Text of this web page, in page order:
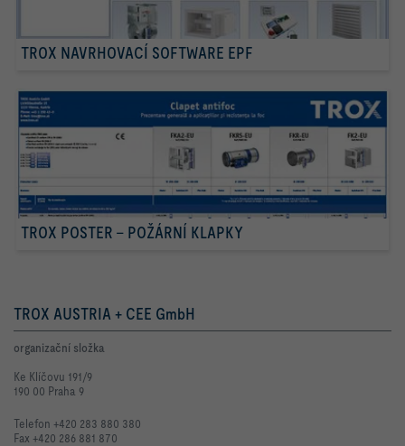
TROX NAVRHOVACÍ SOFTWARE EPF
TROX POSTER – POŽÁRNÍ KLAPKY
TROX AUSTRIA + CEE GmbH
organizační složka
Ke Klíčovu 191/9
190 00 Praha 9
Telefon +420 283 880 380
Fax +420 286 881 870